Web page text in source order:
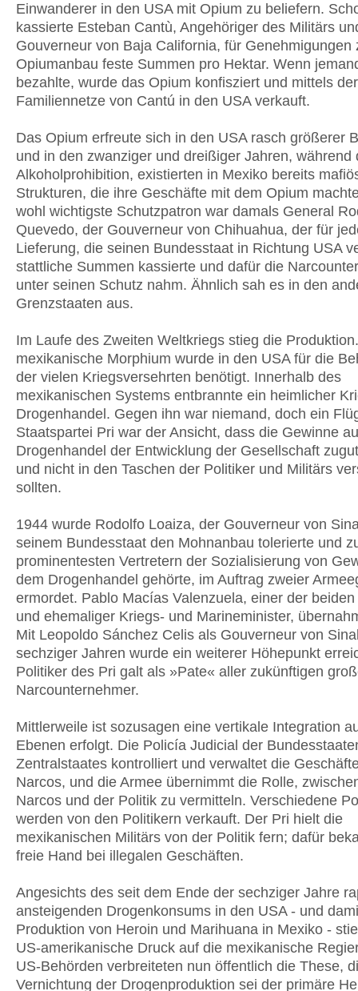
Einwanderer in den USA mit Opium zu beliefern.
kassierte Esteban Cantù, Angehöriger des Militärs
Gouverneur von Baja California, für Genehmigungen
Opiumanbau feste Summen pro Hektar. Wenn
bezahlte, wurde das Opium konfisziert und mittels der
Familiennetze von Cantú in den USA verkauft.
Das Opium erfreute sich in den USA rasch größerer
und in den zwanziger und dreißiger Jahren, während
Alkoholprohibition, existierten in Mexiko bereits
Strukturen, die ihre Geschäfte mit dem Opium
wohl wichtigste Schutzpatron war damals General
Quevedo, der Gouverneur von Chihuahua, der für
Lieferung, die seinen Bundesstaat in Richtung USA
stattliche Summen kassierte und dafür die
unter seinen Schutz nahm. Ähnlich sah es in den
Grenzstaaten aus.
Im Laufe des Zweiten Weltkriegs stieg die
mexikanische Morphium wurde in den USA für die
der vielen Kriegsversehrten benötigt. Innerhalb des
mexikanischen Systems entbrannte ein heimlicher
Drogenhandel. Gegen ihn war niemand, doch ein
Staatspartei Pri war der Ansicht, dass die Gewinne
Drogenhandel der Entwicklung der Gesellschaft
und nicht in den Taschen der Politiker und Militärs
sollten.
1944 wurde Rodolfo Loaiza, der Gouverneur von
seinem Bundesstaat den Mohnanbau tolerierte und
prominentesten Vertretern der Sozialisierung von
dem Drogenhandel gehörte, im Auftrag zweier
ermordet. Pablo Macías Valenzuela, einer der
und ehemaliger Kriegs- und Marineminister,
Mit Leopoldo Sánchez Celis als Gouverneur von
sechziger Jahren wurde ein weiterer Höhepunkt
Politiker des Pri galt als »Pate« aller zukünftigen
Narcounternehmer.
Mittlerweile ist sozusagen eine vertikale Integration
Ebenen erfolgt. Die Policía Judicial der
Zentralstaates kontrolliert und verwaltet die
Narcos, und die Armee übernimmt die Rolle,
Narcos und der Politik zu vermitteln. Verschiedene
werden von den Politikern verkauft. Der Pri hielt die
mexikanischen Militärs von der Politik fern; dafür
freie Hand bei illegalen Geschäften.
Angesichts des seit dem Ende der sechziger Jahre
ansteigenden Drogenkonsums in den USA - und
Produktion von Heroin und Marihuana in Mexiko -
US-amerikanische Druck auf die mexikanische
US-Behörden verbreiteten nun öffentlich die These,
Vernichtung der Drogenproduktion sei der primäre